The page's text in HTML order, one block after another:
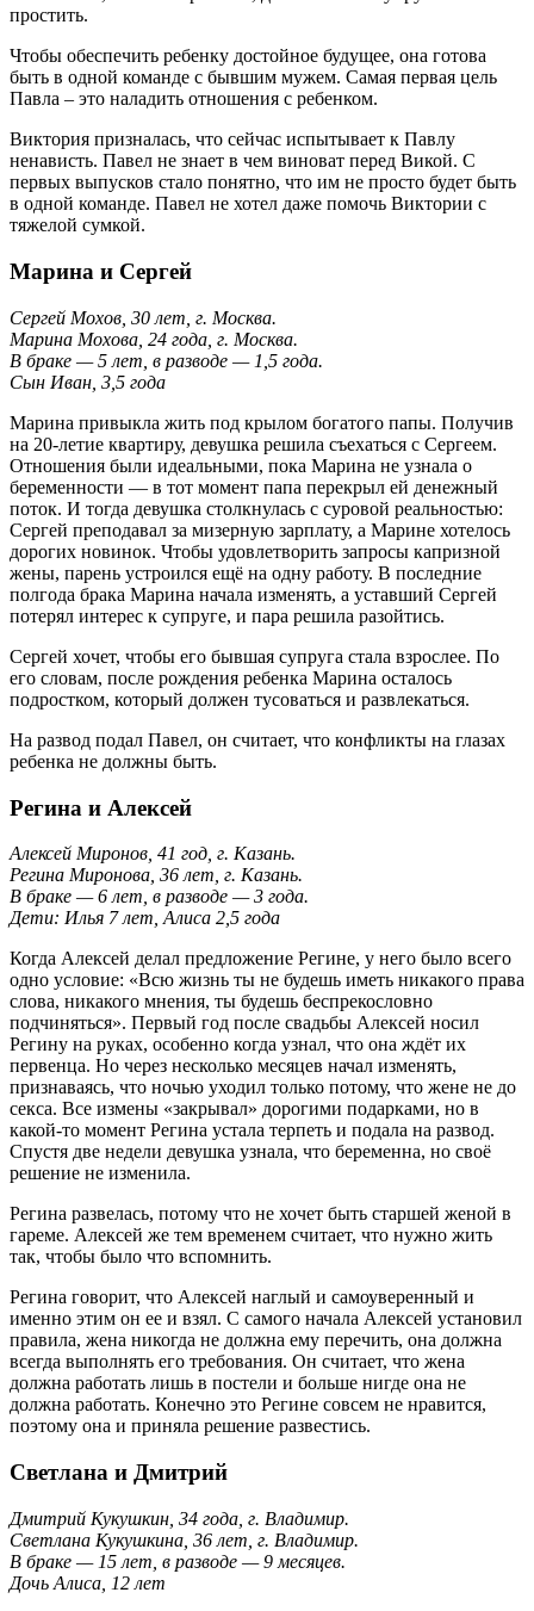
простить.
Чтобы обеспечить ребенку достойное будущее, она готова
быть в одной команде с бывшим мужем. Самая первая цель
Павла – это наладить отношения с ребенком.
Виктория призналась, что сейчас испытывает к Павлу
ненависть. Павел не знает в чем виноват перед Викой. С
первых выпусков стало понятно, что им не просто будет быть
в одной команде. Павел не хотел даже помочь Виктории с
тяжелой сумкой.
Марина и Сергей
Сергей Мохов, 30 лет, г. Москва.
Марина Мохова, 24 года, г. Москва.
В браке — 5 лет, в разводе — 1,5 года.
Сын Иван, 3,5 года
Марина привыкла жить под крылом богатого папы. Получив
на 20-летие квартиру, девушка решила съехаться с Сергеем.
Отношения были идеальными, пока Марина не узнала о
беременности — в тот момент папа перекрыл ей денежный
поток. И тогда девушка столкнулась с суровой реальностью:
Сергей преподавал за мизерную зарплату, а Марине хотелось
дорогих новинок. Чтобы удовлетворить запросы капризной
жены, парень устроился ещё на одну работу. В последние
полгода брака Марина начала изменять, а уставший Сергей
потерял интерес к супруге, и пара решила разойтись.
Сергей хочет, чтобы его бывшая супруга стала взрослее. По
его словам, после рождения ребенка Марина осталось
подростком, который должен тусоваться и развлекаться.
На развод подал Павел, он считает, что конфликты на глазах
ребенка не должны быть.
Регина и Алексей
Алексей Миронов, 41 год, г. Казань.
Регина Миронова, 36 лет, г. Казань.
В браке — 6 лет, в разводе — 3 года.
Дети: Илья 7 лет, Алиса 2,5 года
Когда Алексей делал предложение Регине, у него было всего
одно условие: «Всю жизнь ты не будешь иметь никакого права
слова, никакого мнения, ты будешь беспрекословно
подчиняться». Первый год после свадьбы Алексей носил
Регину на руках, особенно когда узнал, что она ждёт их
первенца. Но через несколько месяцев начал изменять,
признаваясь, что ночью уходил только потому, что жене не до
секса. Все измены «закрывал» дорогими подарками, но в
какой-то момент Регина устала терпеть и подала на развод.
Спустя две недели девушка узнала, что беременна, но своё
решение не изменила.
Регина развелась, потому что не хочет быть старшей женой в
гареме. Алексей же тем временем считает, что нужно жить
так, чтобы было что вспомнить.
Регина говорит, что Алексей наглый и самоуверенный и
именно этим он ее и взял. С самого начала Алексей установил
правила, жена никогда не должна ему перечить, она должна
всегда выполнять его требования. Он считает, что жена
должна работать лишь в постели и больше нигде она не
должна работать. Конечно это Регине совсем не нравится,
поэтому она и приняла решение развестись.
Светлана и Дмитрий
Дмитрий Кукушкин, 34 года, г. Владимир.
Светлана Кукушкина, 36 лет, г. Владимир.
В браке — 15 лет, в разводе — 9 месяцев.
Дочь Алиса, 12 лет